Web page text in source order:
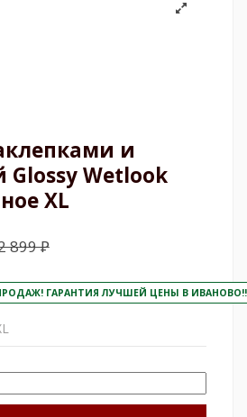
и
Wetlook
ХL
899 ₽
ГАРАНТИЯ ЛУЧШЕЙ ЦЕНЫ В